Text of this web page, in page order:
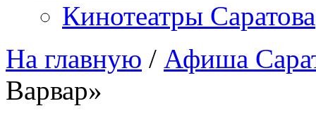
Кинотеатры Саратова
На главную / Афиша
Варвар»